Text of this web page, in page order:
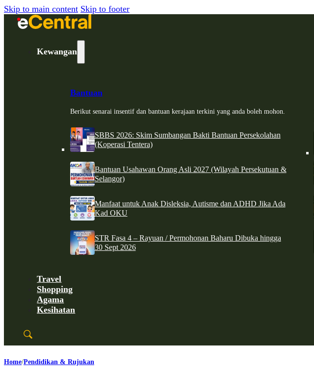
Skip to main content Skip to footer
Kewangan
Bantuan
Berikut senarai insentif dan bantuan kerajaan terkini yang anda boleh mohon.
SBBS 2026: Skim Sumbangan Bakti Bantuan Persekolahan
(Koperasi Tentera)
Bantuan Usahawan Orang Asli 2027 (Wilayah Persekutuan &
Selangor)
Manfaat untuk Anak Disleksia, Autisme dan ADHD Jika Ada
Kad OKU
STR Fasa 4 – Rayuan / Permohonan Baharu Dibuka hingga
30 Sept 2026
Travel
Shopping
Agama
Kesihatan
Home Pendidikan & Rujukan